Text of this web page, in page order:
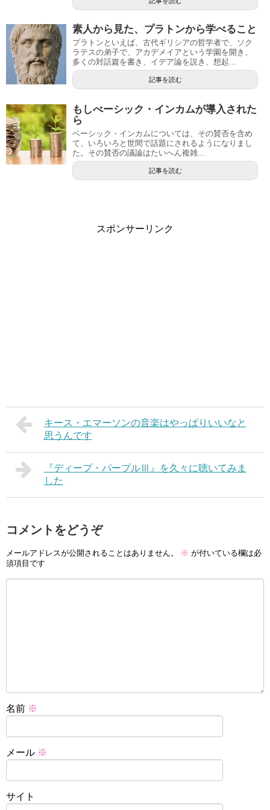
素人から見た、プラトンから学べること
プラトンといえば、古代ギリシアの哲学者で、ソク
ラテスの弟子で、アカデメイアという学園を開き、
多くの対話篇を書き、イデア論を説き、想起...
記事を読む
もしべーシック・インカムが導入された
ら
ベーシック・インカムについては、その賛否を含め
て、いろいろと世間で話題にされるようになりまし
た。その賛否の議論はたいへん複雑...
記事を読む
スポンサーリンク
キース・エマーソンの音楽はやっぱりいいなと
思うんです
『ディープ・パープルⅢ』を久々に聴いてみま
した
コメントをどうぞ
メールアドレスが公開されることはありません。 ※ が付いている欄は必
須項目です
名前 ※
メール ※
サイト